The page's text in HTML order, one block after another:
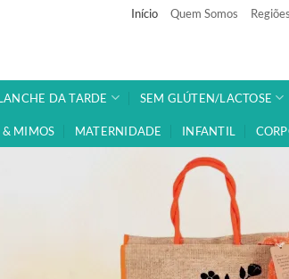
Início Quem Somos
DA TARDE SEM GLÚTEN/LACTOSE
& MIMOS MATERNIDADE INFANTIL